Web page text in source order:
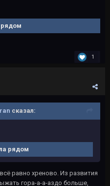
рядом
1
сказал:
рядом
равно хреново. Из развития
гора-а-а-аздо больше,